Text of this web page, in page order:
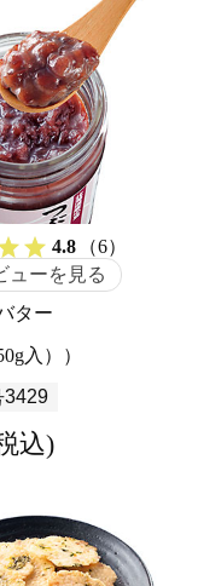
4.8
（6）
ューを見る
ター
入））
3429
込)